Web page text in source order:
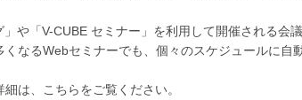
」や「V-CUBE セミナー」を利用して開催される
なるWebセミナーでも、個々のスケジュールに自
は、こちらをご覧ください。